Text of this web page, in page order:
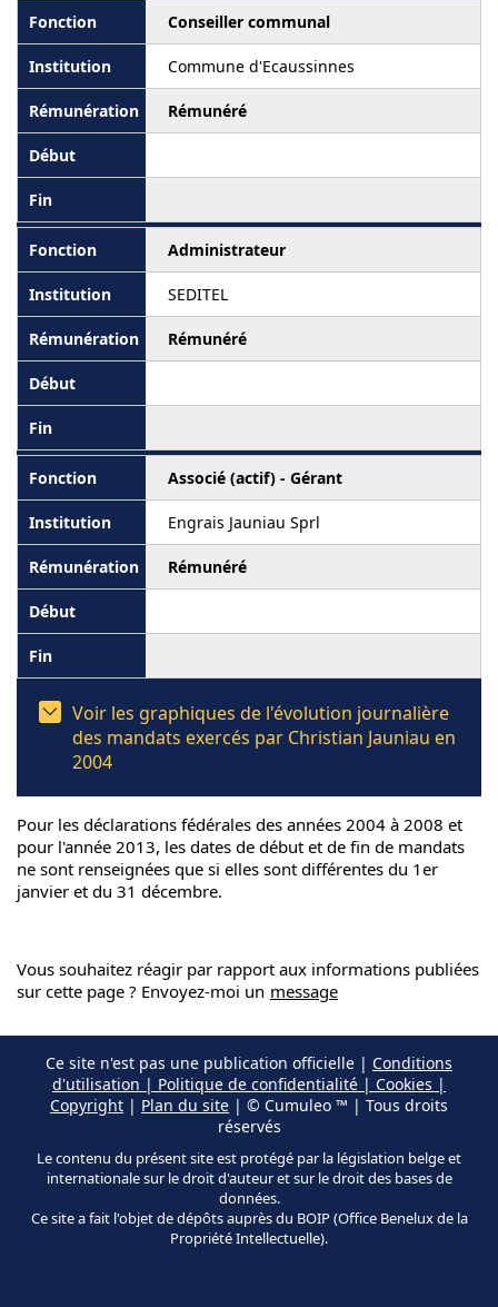
Conseiller communal
Commune d'Ecaussinnes
Rémunéré
Administrateur
SEDITEL
Rémunéré
Associé (actif) - Gérant
Engrais Jauniau Sprl
Rémunéré
Voir les graphiques de l'évolution journalière
des mandats exercés par Christian Jauniau en
2004
Pour les déclarations fédérales des années 2004 à 2008 et
pour l'année 2013, les dates de début et de fin de mandats
ne sont renseignées que si elles sont différentes du 1er
janvier et du 31 décembre.
Vous souhaitez réagir par rapport aux informations publiées
sur cette page ? Envoyez-moi un message
Ce site n'est pas une publication officielle | Conditions
d'utilisation | Politique de confidentialité | Cookies |
Copyright | Plan du site | © Cumuleo ™ | Tous droits
réservés
Le contenu du présent site est protégé par la législation belge et
internationale sur le droit d'auteur et sur le droit des bases de
données.
Ce site a fait l'objet de dépôts auprès du BOIP (Office Benelux de la
Propriété Intellectuelle).